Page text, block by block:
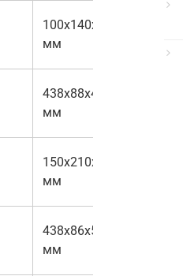
100x140x278,
мм
438x88x430,
мм
150x210x240,
мм
438x86x573,
мм